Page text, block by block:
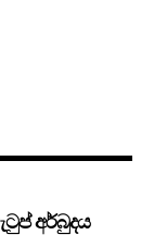
අර්බුදය